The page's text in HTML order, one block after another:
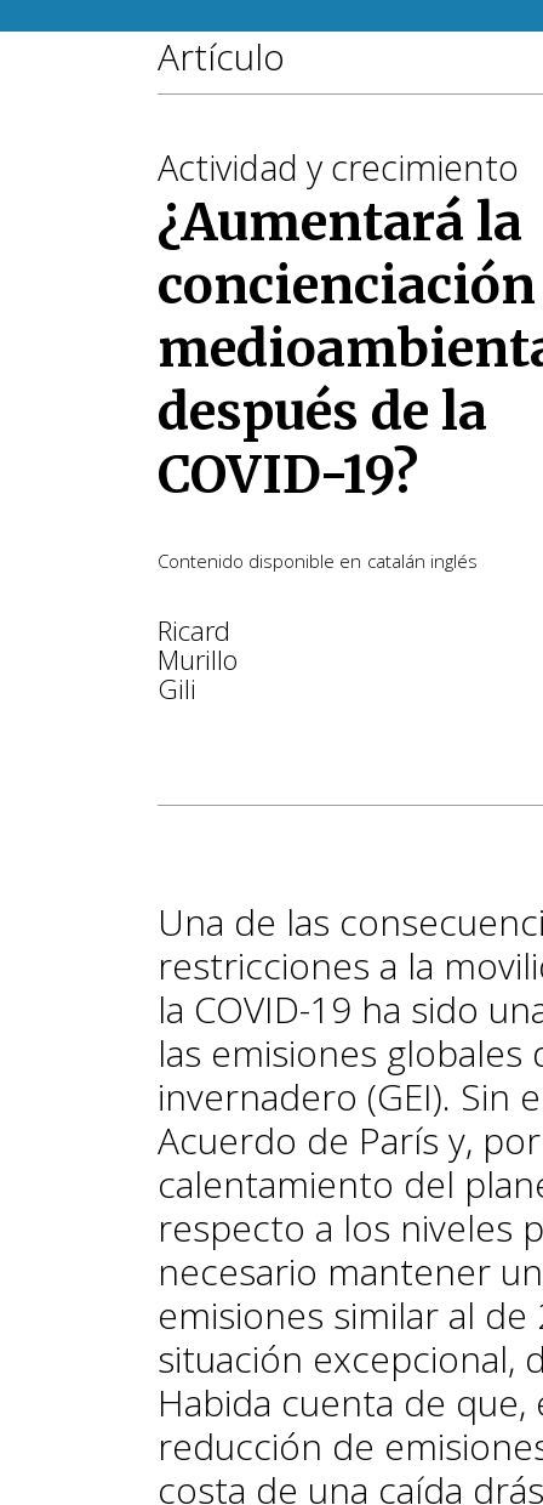
Artículo
Actividad y crecimiento
¿Aumentará la
concienciación
después de la
COVID-19?
Contenido disponible en catalán inglés
Ricard
Murillo
Gili
Una de las
restricciones a la
la COVID-19 ha sido
las emisiones
invernadero (GEI). Sin
Acuerdo de París y,
calentamiento del
respecto a los niveles
necesario mantener
emisiones similar al
situación excepcional,
Habida cuenta de
reducción de
costa de una caída